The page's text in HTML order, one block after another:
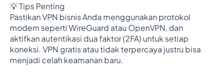
💡 Tips Penting
Pastikan VPN bisnis Anda menggunakan protokol
modern seperti WireGuard atau OpenVPN, dan
aktifkan autentikasi dua faktor (2FA) untuk setiap
koneksi. VPN gratis atau tidak terpercaya justru bisa
menjadi celah keamanan baru.